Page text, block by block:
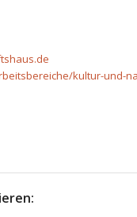
kultur-und-